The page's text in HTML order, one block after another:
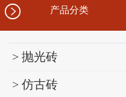
产品分类
> 抛光砖
> 仿古砖